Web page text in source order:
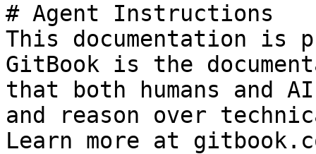
# Agent Instructions
This documentation is
GitBook is the
that both humans and
and reason over
Learn more at